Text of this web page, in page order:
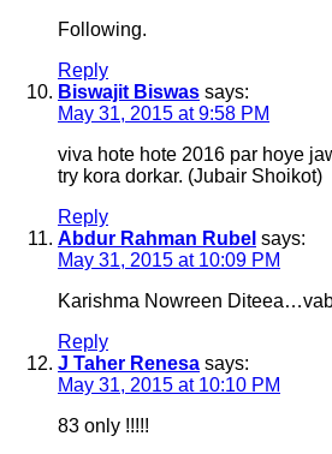
Following.
Reply
Biswajit Biswas says:
May 31, 2015 at 9:58 PM
viva hote hote 2016 par hoye
try kora dorkar. (Jubair Shoikot)
Reply
Abdur Rahman Rubel says:
May 31, 2015 at 10:09 PM
Karishma Nowreen
Reply
J Taher Renesa says:
May 31, 2015 at 10:10 PM
83 only !!!!!